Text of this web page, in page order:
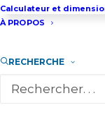
Calculateur et
À PROPOS
RECHERCHE
de